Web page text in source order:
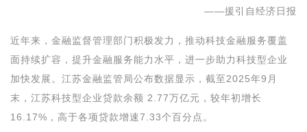
——援引自经济日报
近年来，金融监督管理部门积极发力，推动科技金融服务覆盖
面持续扩容，提升金融服务能力水平，进一步助力科技型企业
加快发展。江苏金融监管局公布数据显示，截至2025年9月
末，江苏科技型企业贷款余额 2.77万亿元，较年初增长
16.17%，高于各项贷款增速7.33个百分点。